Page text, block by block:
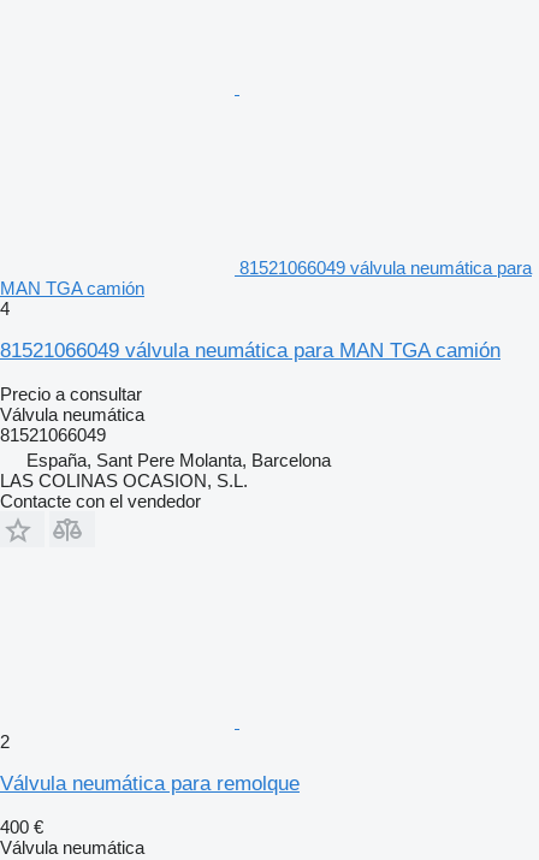
81521066049 válvula neumática para
MAN TGA camión
4
81521066049 válvula neumática para MAN TGA camión
Precio a consultar
Válvula neumática
81521066049
España, Sant Pere Molanta, Barcelona
LAS COLINAS OCASION, S.L.
Contacte con el vendedor
2
Válvula neumática para remolque
400 €
Válvula neumática